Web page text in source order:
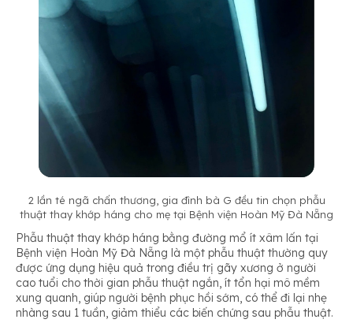
2 lần té ngã chấn thương, gia đình bà G đều tin chọn phẫu
thuật thay khớp háng cho mẹ tại Bệnh viện Hoàn Mỹ Đà Nẵng
Phẫu thuật thay khớp háng bằng đường mổ ít xâm lấn tại
Bệnh viện Hoàn Mỹ Đà Nẵng là một phẫu thuật thường quy
được ứng dụng hiệu quả trong điều trị gãy xương ở người
cao tuổi cho thời gian phẫu thuật ngắn, ít tổn hại mô mềm
xung quanh, giúp người bệnh phục hồi sớm, có thể đi lại nhẹ
nhàng sau 1 tuần, giảm thiểu các biến chứng sau phẫu thuật.